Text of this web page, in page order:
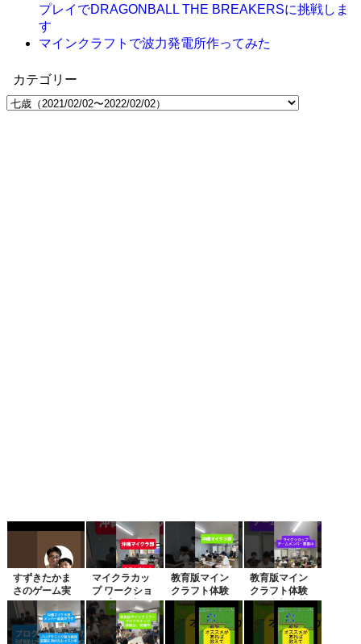
プレイでDRAGONBALL THE BREAKERSに挑戦しま
す
マインクラフトで波力発電所作ってみた
カテゴリー
カ
すずきたかま
さのゲーム実
況
マイクラカッ
プ ワークショ
ップ開催中
教育版マイン
クラフト体験
会開催！マイ
クラ...
教育版マイン
クラフト体験
会、参加者募
集中